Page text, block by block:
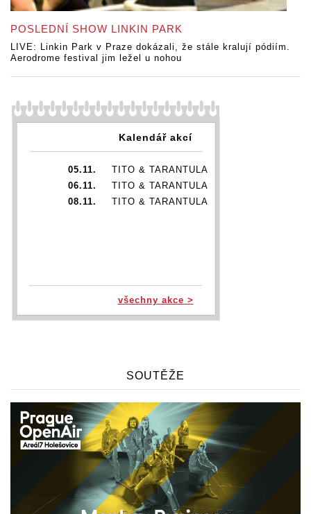
POSLEDNÍ SHOW LINKIN PARK
LIVE: Linkin Park v Praze dokázali, že stále kralují pódiím.
Aerodrome festival jim ležel u nohou
Kalendář akcí
05.11.
TITO & TARANTULA
06.11.
TITO & TARANTULA
08.11.
TITO & TARANTULA
všechny akce >
SOUTĚŽE